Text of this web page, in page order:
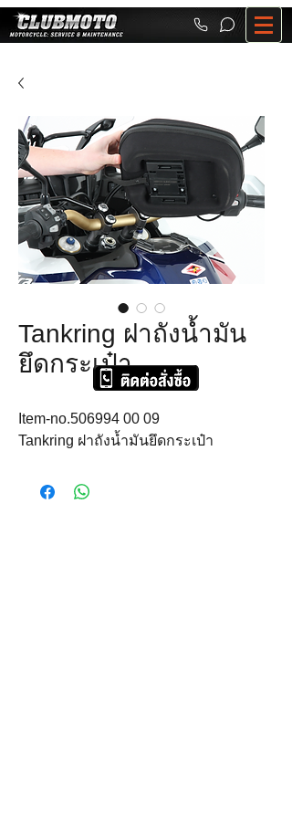
Tankring ฝาถังน้ำมัน
ยึดกระเป๋า
Item-no.506994 00 09
Tankring ฝาถังน้ำมันยึดกระเป๋า